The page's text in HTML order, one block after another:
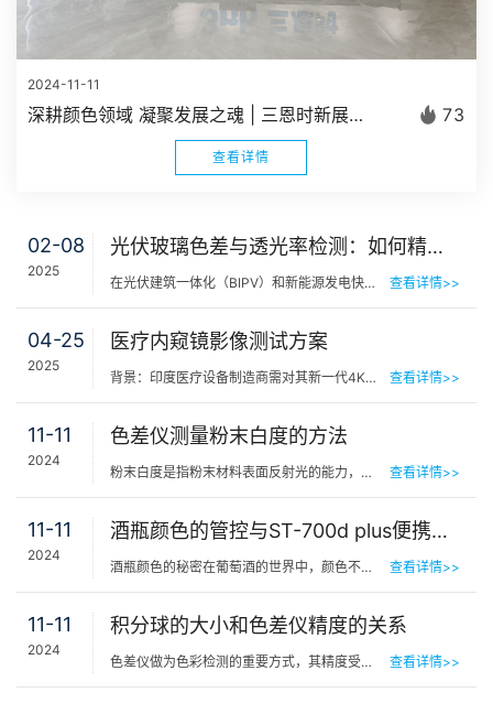
2024-11-11
深耕颜色领域 凝聚发展之魂 | 三恩时新展厅正式建成启用 73
查看详情
02-08
2025
光伏玻璃色差与透光率检测：如何精准把控？
在光伏建筑一体化（BIPV）和新能源发电快速发展的今天，光伏玻璃不仅是发电核心材料，更是建筑外观的关键组… 查看详情>>
04-25
2025
医疗内窥镜影像测试方案
背景：印度医疗设备制造商需对其新一代4K医用内窥镜成像系统进行全流程光学性能验证，要求测试结果符合国际… 查看详情>>
11-11
2024
色差仪测量粉末白度的方法
粉末白度是指粉末材料表面反射光的能力，特别是反射蓝光的能力，通常用来衡量粉末的亮度或白色程度。它是评… 查看详情>>
11-11
2024
酒瓶颜色的管控与ST-700d plus便携式测色仪的应用
酒瓶颜色的秘密在葡萄酒的世界中，颜色不仅仅是为了美观。所有的葡萄酒在装瓶后都需要适当的陈年培养。然而… 查看详情>>
11-11
2024
积分球的大小和色差仪精度的关系
色差仪做为色彩检测的重要方式，其精度受多种因素影响，其中积分球尺寸是核心因素之一。文中探讨了积分球尺… 查看详情>>